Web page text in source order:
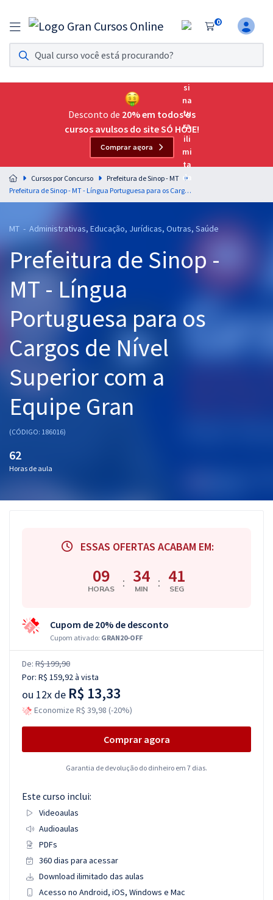
0
Assinatura Ilimitada 11
Acesso a todos os cursos. Teste grátis por 7 dias!
Assinatura OAB Até Passar
Acesso ilimitado a toda preparação para o Exame da
Residências Multiprofissionais
Preparação completa e intensiva para as principais
residências em saúde do Brasil
Cursos 20% OFF
Pós
Graduação
OAB
Questões grátis
Aprovados
Desconto de 20% em todos os
cursos avulsos do site SÓ HOJE!
Comprar agora
Cursos por Concurso
Prefeitura de Sinop - MT
Prefeitura de Sinop - MT - Língua Portuguesa para os Cargos de Nível Superior com a Equipe Gran
MT - Administrativas, Educação, Jurídicas, Outras, Saúde
Prefeitura de Sinop -
MT - Língua
Portuguesa para os
Cargos de Nível
Superior com a
Equipe Gran
(CÓDIGO: 186016)
62
Horas de aula
ESSAS OFERTAS ACABAM EM:
09
HORAS : 34
MIN : 40
SEG
Cupom de 20% de desconto
Cupom ativado: GRAN20-OFF
De: R$ 199,90
Por: R$ 159,92à vista
ou 12x de R$ 13,33
Economize R$ 39,98 (-20%)
Comprar agora
Garantia de devolução do dinheiro em 7 dias.
Este curso inclui:
Videoaulas
Audioaulas
PDFs
360 dias para acessar
Download ilimitado das aulas
Acesso no Android, iOS, Windows e Mac